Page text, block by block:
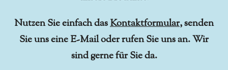
Nutzen Sie einfach dasKontaktformular, senden
Sie uns eine E-Mail oder rufen Sie uns an. Wir
sind gerne für Sie da.